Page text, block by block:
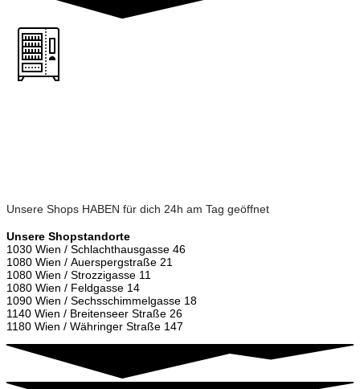
Unsere Shops HABEN für dich 24h am Tag geöffnet
Unsere Shopstandorte
1030 Wien / Schlachthausgasse 46
1080 Wien / Auerspergstraße 21
1080 Wien / Strozzigasse 11
1080 Wien / Feldgasse 14
1090 Wien / Sechsschimmelgasse 18
1140 Wien / Breitenseer Straße 26
1180 Wien / Währinger Straße 147